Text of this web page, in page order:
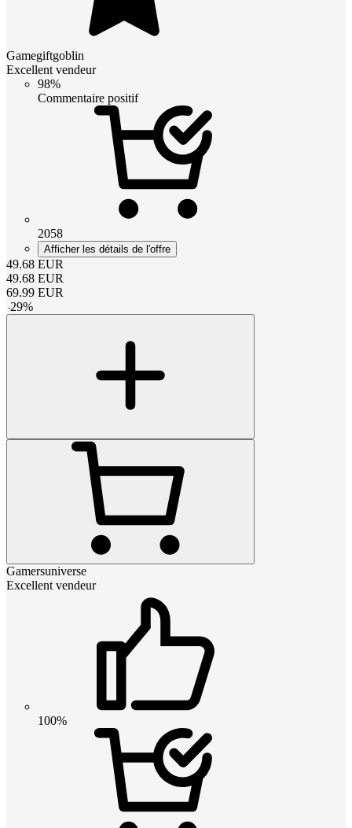
Gamegiftgoblin
Excellent vendeur
98%
Commentaire positif
2058
Afficher les détails de l'offre
49.68 EUR
49.68 EUR
69.99 EUR
-29%
Gamersuniverse
Excellent vendeur
100%